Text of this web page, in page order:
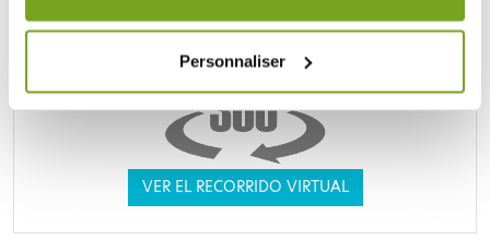
Personnaliser
VER EL RECORRIDO VIRTUAL